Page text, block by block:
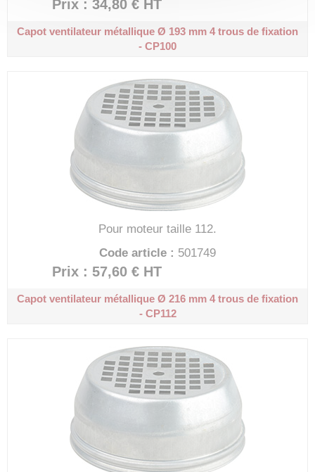
Prix : 34,80 € HT
Capot ventilateur métallique Ø 193 mm 4 trous de fixation
- CP100
Pour moteur taille 112.
Code article : 501749
Prix : 57,60 € HT
Capot ventilateur métallique Ø 216 mm 4 trous de fixation
- CP112